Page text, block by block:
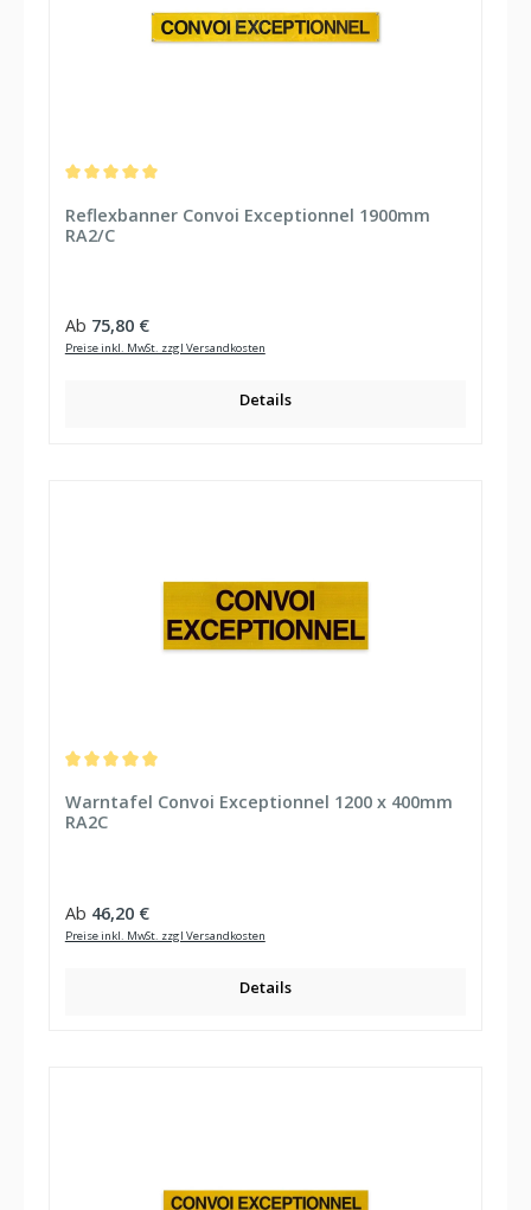
Reflexbanner Convoi Exceptionnel 1900mm
RA2/C
Regulärer Preis:
Ab 75,80 €
Preise inkl. MwSt. zzgl Versandkosten
Details
Warntafel Convoi Exceptionnel 1200 x 400mm
RA2C
Regulärer Preis:
Ab 46,20 €
Preise inkl. MwSt. zzgl Versandkosten
Details